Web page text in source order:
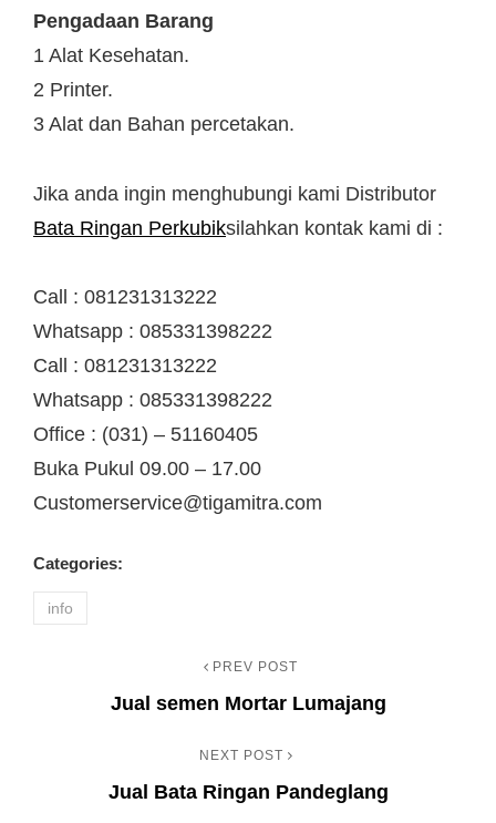
Pengadaan Barang
1 Alat Kesehatan.
2 Printer.
3 Alat dan Bahan percetakan.
Jika anda ingin menghubungi kami Distributor
Bata Ringan Perkubiksilahkan kontak kami di :
Call : 081231313222
Whatsapp : 085331398222
Call : 081231313222
Whatsapp : 085331398222
Office : (031) – 51160405
Buka Pukul 09.00 – 17.00
Customerservice@tigamitra.com
Categories:
info
PREV POST
Jual semen Mortar Lumajang
NEXT POST
Jual Bata Ringan Pandeglang